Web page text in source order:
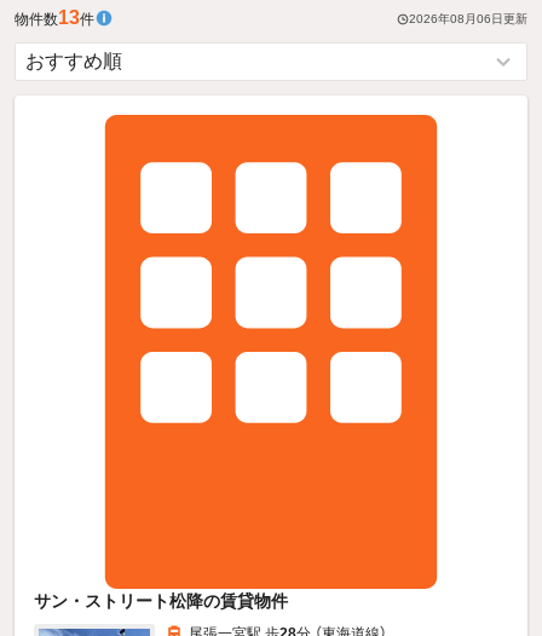
物件数13件 2026年08月06日更新
サン・ストリート松降の賃貸物件